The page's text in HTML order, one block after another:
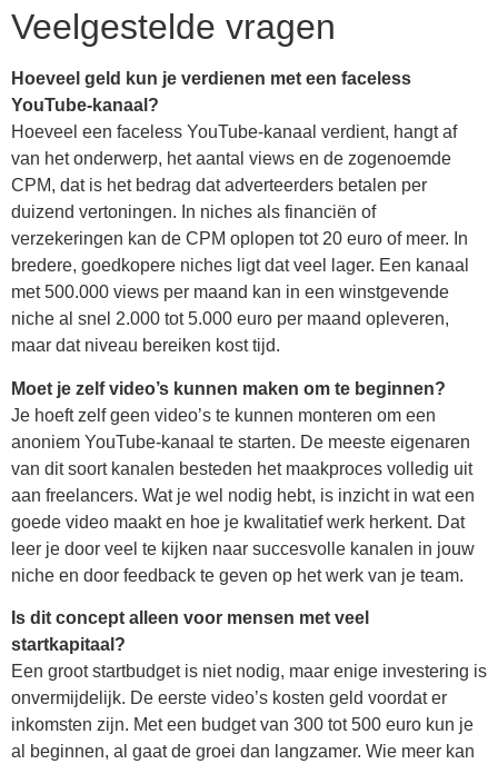
Veelgestelde vragen
Hoeveel geld kun je verdienen met een faceless
YouTube-kanaal?
Hoeveel een faceless YouTube-kanaal verdient, hangt af
van het onderwerp, het aantal views en de zogenoemde
CPM, dat is het bedrag dat adverteerders betalen per
duizend vertoningen. In niches als financiën of
verzekeringen kan de CPM oplopen tot 20 euro of meer. In
bredere, goedkopere niches ligt dat veel lager. Een kanaal
met 500.000 views per maand kan in een winstgevende
niche al snel 2.000 tot 5.000 euro per maand opleveren,
maar dat niveau bereiken kost tijd.
Moet je zelf video’s kunnen maken om te beginnen?
Je hoeft zelf geen video’s te kunnen monteren om een
anoniem YouTube-kanaal te starten. De meeste eigenaren
van dit soort kanalen besteden het maakproces volledig uit
aan freelancers. Wat je wel nodig hebt, is inzicht in wat een
goede video maakt en hoe je kwalitatief werk herkent. Dat
leer je door veel te kijken naar succesvolle kanalen in jouw
niche en door feedback te geven op het werk van je team.
Is dit concept alleen voor mensen met veel
startkapitaal?
Een groot startbudget is niet nodig, maar enige investering is
onvermijdelijk. De eerste video’s kosten geld voordat er
inkomsten zijn. Met een budget van 300 tot 500 euro kun je
al beginnen, al gaat de groei dan langzamer. Wie meer kan